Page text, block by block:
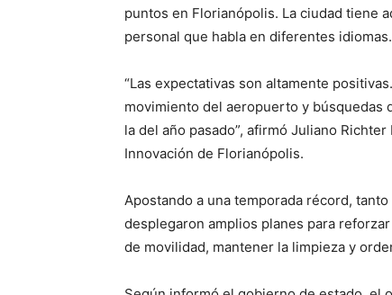
puntos en Florianópolis. La ciudad tiene
personal que habla en diferentes idiomas.
“Las expectativas son altamente
movimiento del aeropuerto y búsquedas
la del año pasado”, afirmó Juliano
Innovación de Florianópolis.
Apostando a una temporada récord,
desplegaron amplios planes para
de movilidad, mantener la limpieza y